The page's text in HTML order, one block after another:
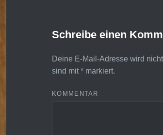
Schreibe einen
Deine E-Mail-Adresse wird
sind mit* markiert.
KOMMENTAR